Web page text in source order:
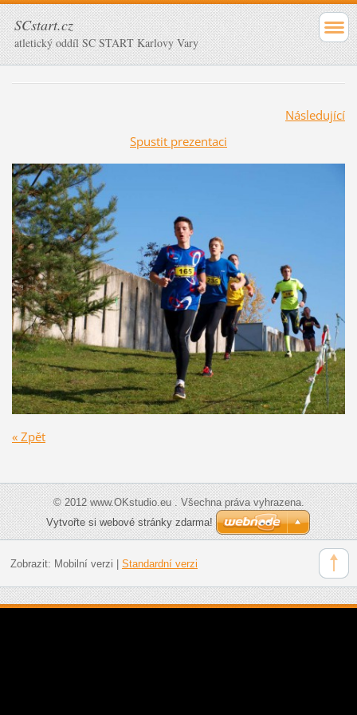
SCstart.cz
atletický oddíl SC START Karlovy Vary
Následující
Spustit prezentaci
« Zpět
© 2012 www.OKstudio.eu . Všechna práva vyhrazena.
Vytvořte si webové stránky zdarma!
Zobrazit: Mobilní verzi Standardní verzi